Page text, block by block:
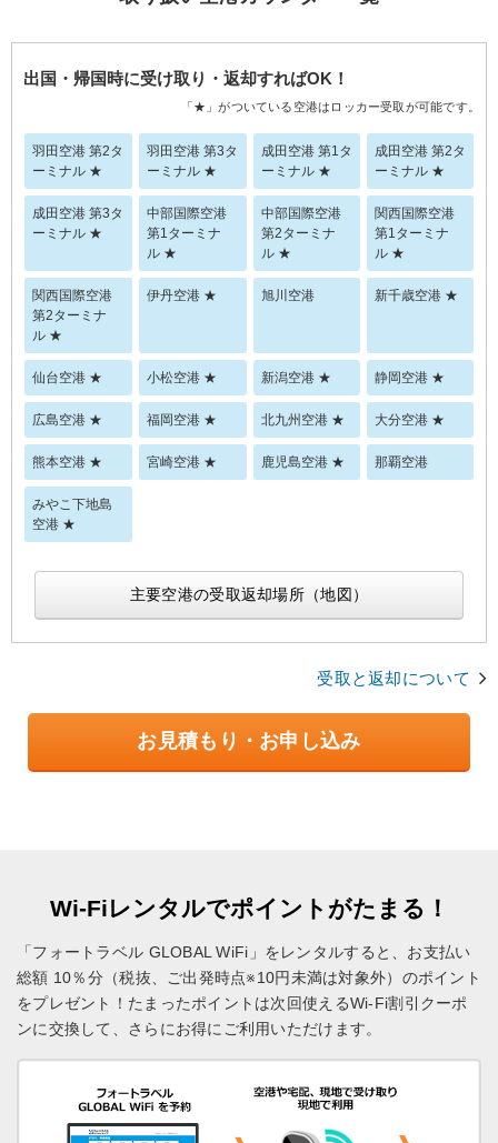
出国・帰国時に受け取り・返却すればOK！
「★」がついている空港はロッカー受取が可能です。
羽田空港 第2タ
ーミナル ★
羽田空港 第3タ
ーミナル ★
成田空港 第1タ
ーミナル ★
成田空港 第2タ
ーミナル ★
成田空港 第3タ
ーミナル ★
中部国際空港
第1ターミナ
ル ★
中部国際空港
第2ターミナ
ル ★
関西国際空港
第1ターミナ
ル ★
関西国際空港
第2ターミナ
ル ★
伊丹空港 ★ 旭川空港 新千歳空港 ★
仙台空港 ★ 小松空港 ★ 新潟空港 ★ 静岡空港 ★
広島空港 ★ 福岡空港 ★ 北九州空港 ★ 大分空港 ★
熊本空港 ★ 宮崎空港 ★ 鹿児島空港 ★ 那覇空港
みやこ下地島
空港 ★
主要空港の受取返却場所（地図）
受取と返却について
お見積もり・お申し込み
Wi-Fiレンタルでポイントがたまる！
「フォートラベル GLOBAL WiFi」をレンタルすると、お支払い
総額 10％分（税抜、ご出発時点※10円未満は対象外）のポイント
をプレゼント！ たまったポイントは次回使えるWi-Fi割引クーポ
ンに交換して、さらにお得にご利用いただけます。